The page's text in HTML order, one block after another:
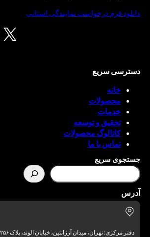
X
دانلود فرم درخواست نمایندگی استانی
دسترسی سریع
خانه
محصولات
خدمات
تحقیق و توسعه
کاتالوگ محصولات
تماس با ما
جستجوی سریع
آدرس
دفتر مرکزی: تهران، میدان آرژانتین، خیابان الوند، پلاک ۲۵۶